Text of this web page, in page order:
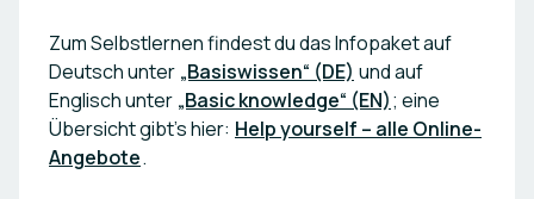
Zum Selbstlernen findest du das Infopaket auf
Deutsch unter „Basiswissen“ (DE) und auf
Englisch unter „Basic knowledge“ (EN); eine
Übersicht gibt’s hier: Help yourself – alle Online-
Angebote.